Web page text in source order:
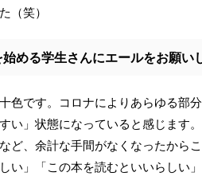
（笑）
める学生さんにエールをお願い
色です。コロナによりあらゆる部
い」状態になっていると感じます。
ど、余計な手間がなくなったから
い」「この本を読むといいらしい